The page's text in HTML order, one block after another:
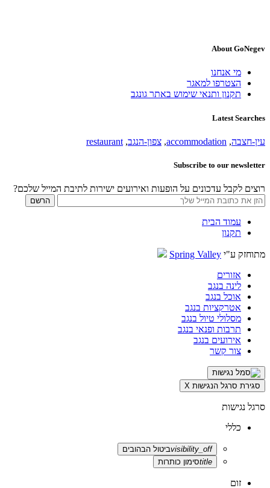
About GoNegev
מי אנחנו
הצטרפו למאגר
תקנון ותנאי שימוש באתר גונגב
Latest Searches
עין-חצבה,
accommodation
, צפון-הנגב,
restaurant
Subscribe to our newsletter
רוצים לקבל עדכונים על הופעות ואירועים ישירות לתיבת המייל שלכם?
עמוד הבית
תקנון
מתוחזק ע"י Spring Valley
אזורים
לינה בנגב
אוכל בנגב
אטרקציות בנגב
מסלולי טיול בנגב
תרבות ופנאי בנגב
אירועים בנגב
צור קשר
סגירת סרגל הנגישות X
סרגל נגישות
כללי
visibility_offביטול הבהובים
titleסימון כותרות
זום